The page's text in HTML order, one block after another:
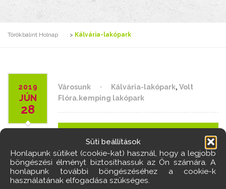
Süti beállítások
Honlapunk sütiket (cookie-kat) használ, hogy a legjobb
böngészési élményt biztosíthassuk az Ön számára. A
honlapunk további böngészéséhez a cookie-k
használatának elfogadása szükséges.
Törökbálint Holnap > Kálvária-lakópark
2019
JÚN
28
Városunk Kálvária-lakópark, Volt
Flóra.kemping lakópark
Törökbálinton
már a jegyző is
politizál